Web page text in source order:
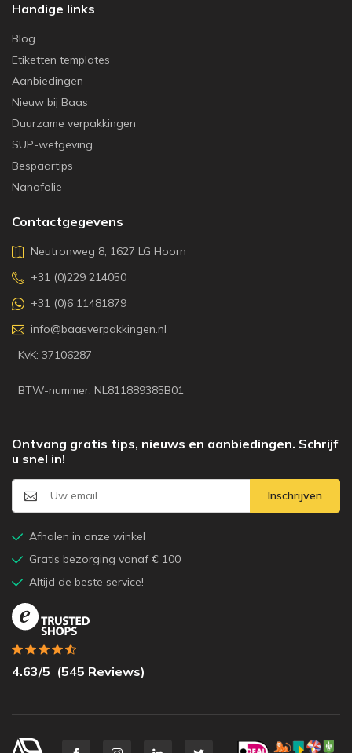
Handige links
Blog
Etiketten templates
Aanbiedingen
Nieuw bij Baas
Duurzame verpakkingen
SUP-wetgeving
Bespaartips
Nanofolie
Contactgegevens
Neutronweg 8, 1627 LG Hoorn
+31 (0)229 214050
+31 (0)6 11481879
info@baasverpakkingen.nl
KvK: 37106287
BTW-nummer: NL811889385B01
Ontvang gratis tips, nieuws en aanbiedingen. Schrijf
u snel in!
Inschrijven
Afhalen in onze winkel
Gratis bezorging vanaf € 100
Altijd de beste service!
4.63/5 (545 Reviews)